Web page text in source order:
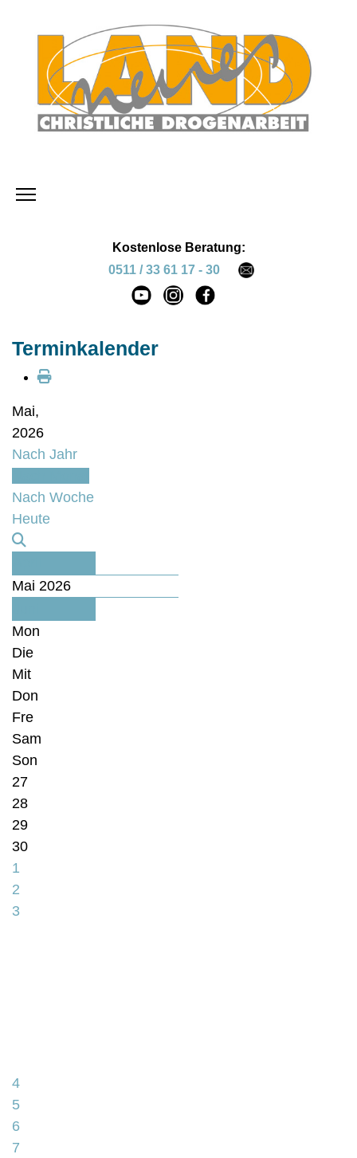
Kostenlose Beratung:
0511 / 33 61 17 - 30
Terminkalender
Mai,
2026
Nach Jahr
Nach Woche
Heute
Mai 2026
Mon
Die
Mit
Don
Fre
Sam
Son
27
28
29
30
1
2
3
4
5
6
7